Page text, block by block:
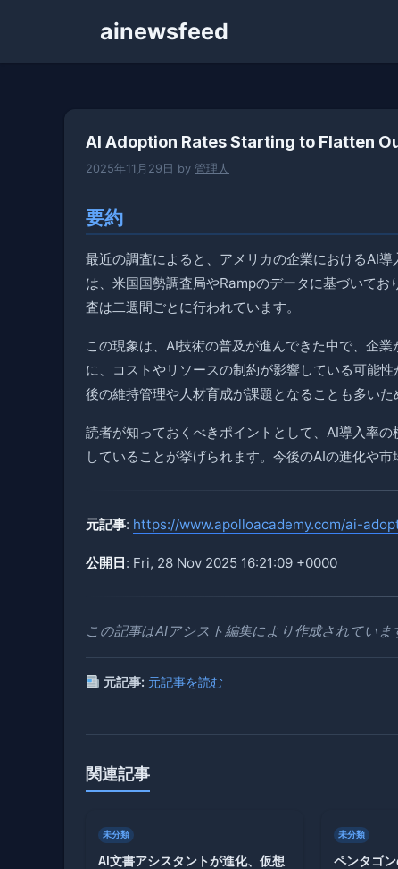
ainewsfeed
AI Adoption Rates Starting to Flatten
2025年11月29日 by 管理人
要約
最近の調査によると、アメリカの企業におけるAI
は、米国国勢調査局やRampのデータに基づいて
査は二週間ごとに行われています。
この現象は、AI技術の普及が進んできた中で、企
に、コストやリソースの制約が影響している可能
後の維持管理や人材育成が課題となることも多い
読者が知っておくべきポイントとして、AI導入率
していることが挙げられます。今後のAIの進化や市
元記事: https://www.apolloacademy.com/ai-
公開日: Fri, 28 Nov 2025 16:21:09 +0000
この記事はAIアシスト編集により作成されていま
元記事: 元記事を読む
関連記事
未分類
AI文書アシスタントが進化、仮想
未分類
ペンタゴ